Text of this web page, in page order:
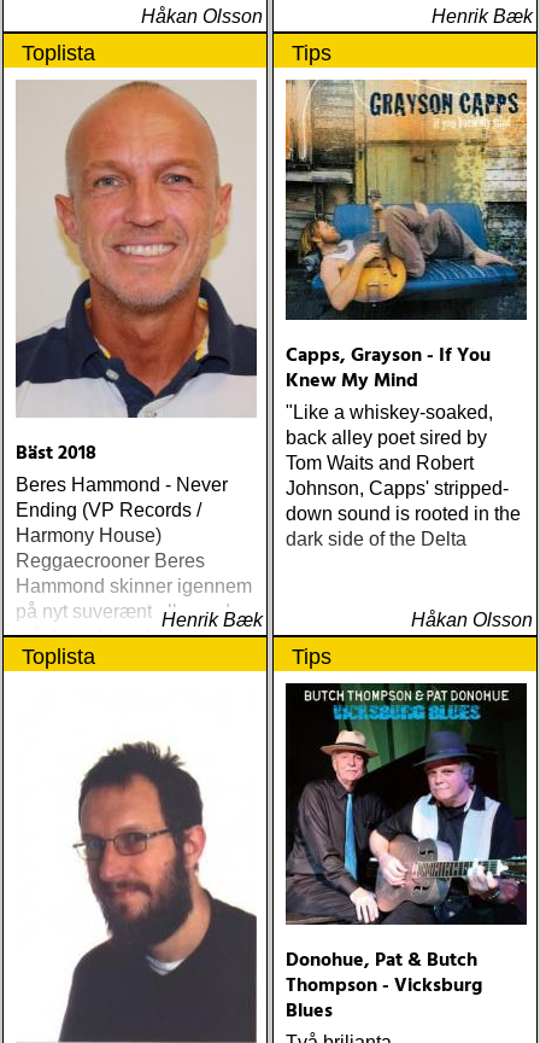
Håkan Olsson Henrik Bæk
Toplista
Bäst 2018
Beres Hammond - Never
Ending (VP Records /
Harmony House)
Reggaecrooner Beres
Hammond skinner igennem
på nyt suverænt album, der
måske er hans bedste
gennem tiderne
Henrik Bæk
Tips
Capps, Grayson - If You
Knew My Mind
"Like a whiskey-soaked,
back alley poet sired by
Tom Waits and Robert
Johnson, Capps' stripped-
down sound is rooted in the
dark side of the Delta
Håkan Olsson
Toplista Tips
Donohue, Pat & Butch
Thompson - Vicksburg
Blues